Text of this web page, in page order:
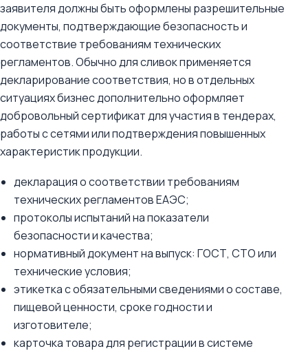
заявителя должны быть оформлены разрешительные
документы, подтверждающие безопасность и
соответствие требованиям технических
регламентов. Обычно для сливок применяется
декларирование соответствия, но в отдельных
ситуациях бизнес дополнительно оформляет
добровольный сертификат для участия в тендерах,
работы с сетями или подтверждения повышенных
характеристик продукции.
декларация о соответствии требованиям
технических регламентов ЕАЭС;
протоколы испытаний на показатели
безопасности и качества;
нормативный документ на выпуск: ГОСТ, СТО или
технические условия;
этикетка с обязательными сведениями о составе,
пищевой ценности, сроке годности и
изготовителе;
карточка товара для регистрации в системе